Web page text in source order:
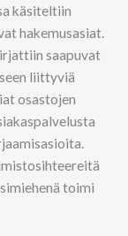
käsiteltiin
hakemusasiat.
saapuvat
liittyviä
osastojen
toimi